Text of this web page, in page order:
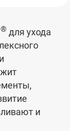
® для ухода
и